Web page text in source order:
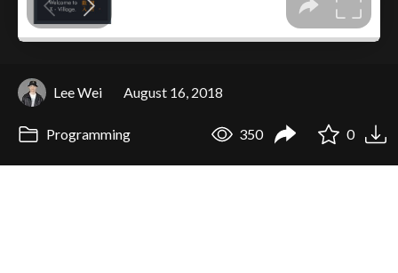
Lee Wei August 16, 2018
Programming 350 0